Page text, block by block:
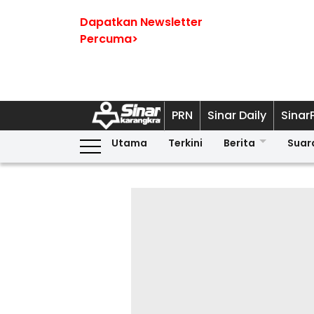
Dapatkan Newsletter
Percuma>
PRN Sinar Daily
Utama Terkini Berita